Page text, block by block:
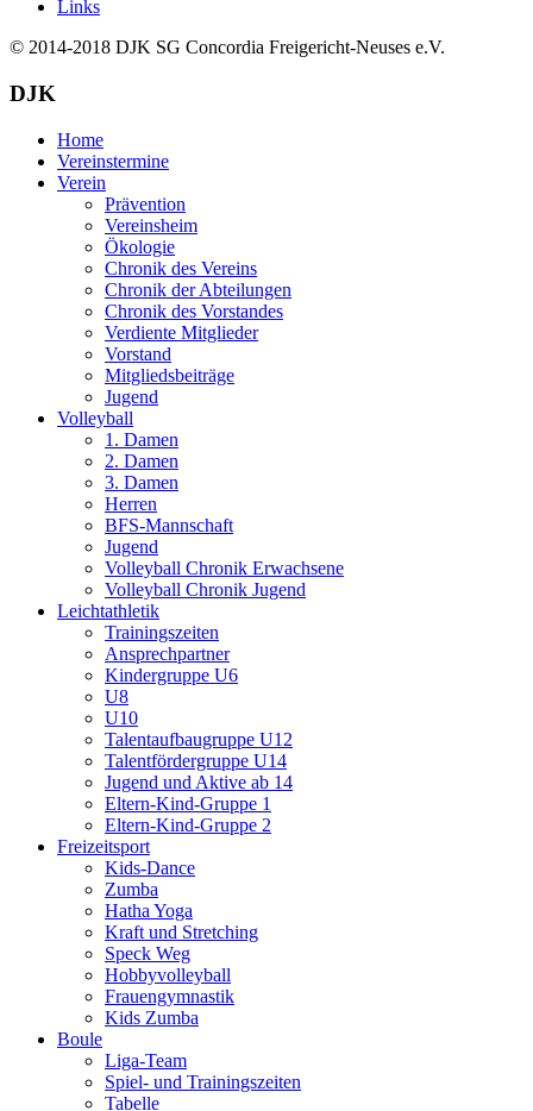
Links
© 2014-2018 DJK SG Concordia Freigericht-Neuses e.V.
DJK
Home
Vereinstermine
Verein
Prävention
Vereinsheim
Ökologie
Chronik des Vereins
Chronik der Abteilungen
Chronik des Vorstandes
Verdiente Mitglieder
Vorstand
Mitgliedsbeiträge
Jugend
Volleyball
1. Damen
2. Damen
3. Damen
Herren
BFS-Mannschaft
Jugend
Volleyball Chronik Erwachsene
Volleyball Chronik Jugend
Leichtathletik
Trainingszeiten
Ansprechpartner
Kindergruppe U6
U8
U10
Talentaufbaugruppe U12
Talentfördergruppe U14
Jugend und Aktive ab 14
Eltern-Kind-Gruppe 1
Eltern-Kind-Gruppe 2
Freizeitsport
Kids-Dance
Zumba
Hatha Yoga
Kraft und Stretching
Speck Weg
Hobbyvolleyball
Frauengymnastik
Kids Zumba
Boule
Liga-Team
Spiel- und Trainingszeiten
Tabelle